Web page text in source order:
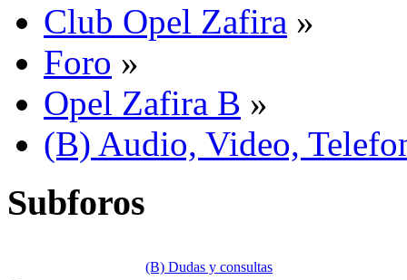
Club Opel Zafira »
Foro »
Opel Zafira B »
(B) Audio, Video,
Subforos
(B) Dudas y consultas